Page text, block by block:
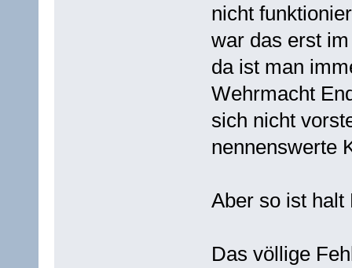
nicht
war das erst
da ist man
Wehrmacht
sich nicht
nennenswerte
Aber so ist halt
Das völlige